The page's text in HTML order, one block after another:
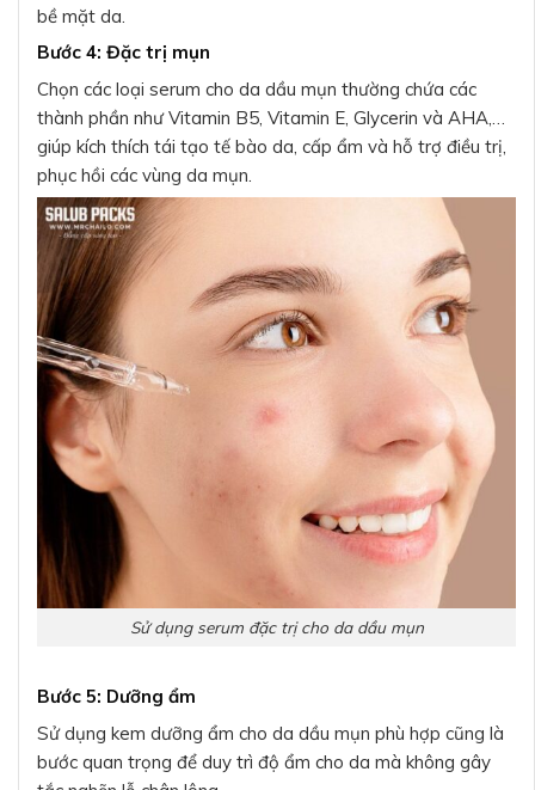
bề mặt da.
Bước 4: Đặc trị mụn
Chọn các loại serum cho da dầu mụn thường chứa các
thành phần như Vitamin B5, Vitamin E, Glycerin và AHA,…
giúp kích thích tái tạo tế bào da, cấp ẩm và hỗ trợ điều trị,
phục hồi các vùng da mụn.
Sử dụng serum đặc trị cho da dầu mụn
Bước 5: Dưỡng ẩm
Sử dụng kem dưỡng ẩm cho da dầu mụn phù hợp cũng là
bước quan trọng để duy trì độ ẩm cho da mà không gây